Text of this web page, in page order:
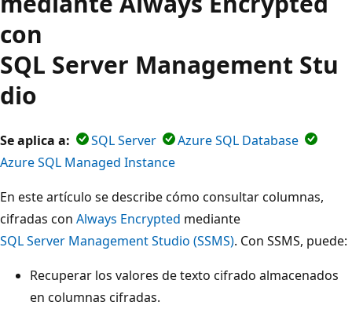
con
SQL Server Management Stu
dio
Se aplica a: SQL Server
Azure SQL Database
Azure SQL Managed Instance
En este artículo se describe cómo consultar columnas,
cifradas con Always Encrypted mediante
SQL Server Management Studio (SSMS). Con SSMS, puede:
Recuperar los valores de texto cifrado almacenados
en columnas cifradas.